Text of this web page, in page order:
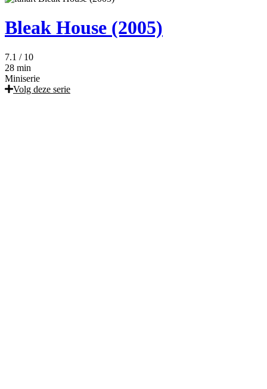
Bleak House (2005)
7.1 / 10
28 min
Miniserie
Volg deze serie